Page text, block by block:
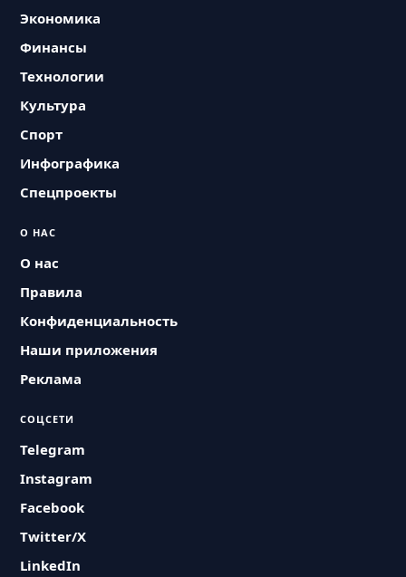
Экономика
Финансы
Технологии
Культура
Спорт
Инфографика
Спецпроекты
О НАС
О нас
Правила
Конфиденциальность
Наши приложения
Реклама
СОЦСЕТИ
Telegram
Instagram
Facebook
Twitter/X
LinkedIn